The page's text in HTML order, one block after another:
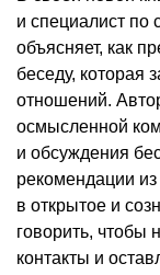
и специалист по
объясняет, как
беседу, которая
отношений.
осмысленной
и обсуждения
рекомендации
в открытое и
говорить, чтобы
контакты и